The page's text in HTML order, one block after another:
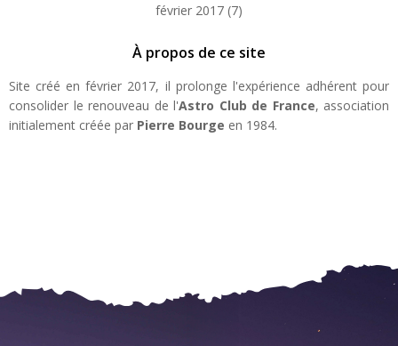
février 2017 (7)
À propos de ce site
Site créé en février 2017, il prolonge l'expérience adhérent pour
consolider le renouveau de l'Astro Club de France, association
initialement créée par Pierre Bourge en 1984.